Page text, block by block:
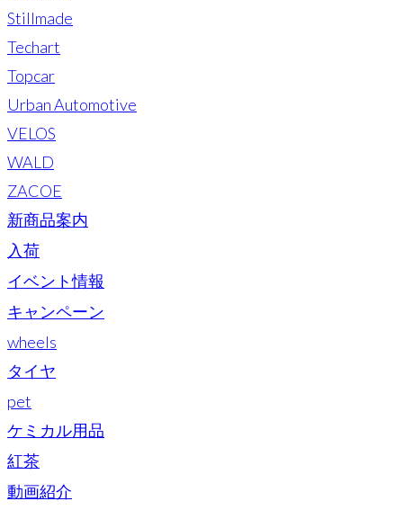
Stillmade
Techart
Topcar
Urban Automotive
VELOS
WALD
ZACOE
新商品案内
入荷
イベント情報
キャンペーン
wheels
タイヤ
pet
ケミカル用品
紅茶
動画紹介